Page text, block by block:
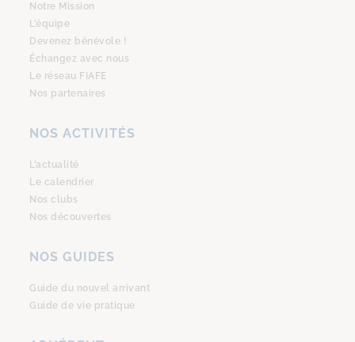
Notre Mission
L’équipe
Devenez bénévole !
Échangez avec nous
Le réseau FIAFE
Nos partenaires
NOS ACTIVITÉS
L’actualité
Le calendrier
Nos clubs
Nos découvertes
NOS GUIDES
Guide du nouvel arrivant
Guide de vie pratique